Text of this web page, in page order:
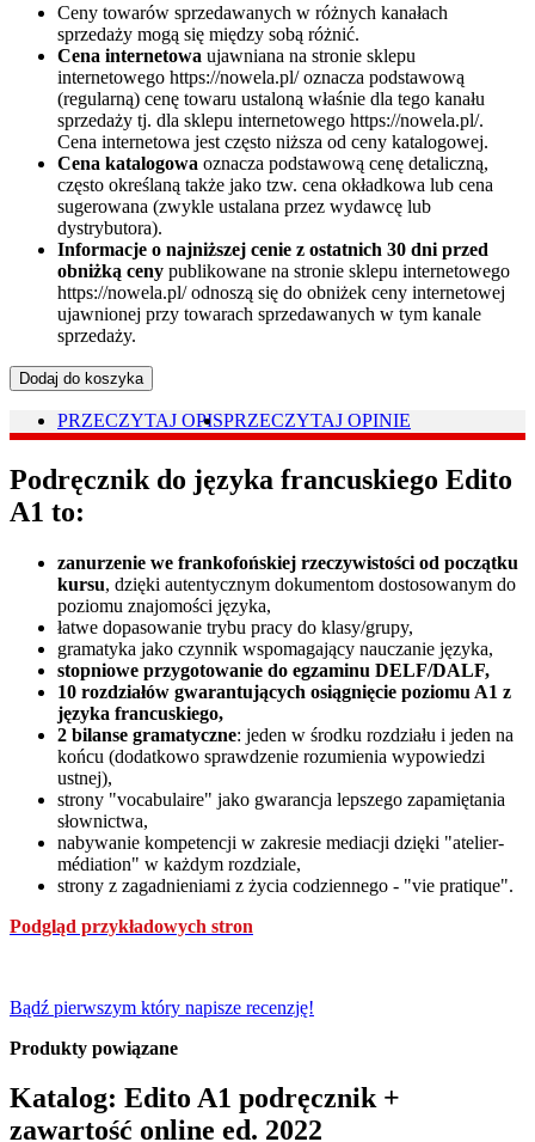
Ceny towarów sprzedawanych w różnych kanałach
sprzedaży mogą się między sobą różnić.
Cena internetowa ujawniana na stronie sklepu
internetowego https://nowela.pl/ oznacza podstawową
(regularną) cenę towaru ustaloną właśnie dla tego kanału
sprzedaży tj. dla sklepu internetowego https://nowela.pl/.
Cena internetowa jest często niższa od ceny katalogowej.
Cena katalogowa oznacza podstawową cenę detaliczną,
często określaną także jako tzw. cena okładkowa lub cena
sugerowana (zwykle ustalana przez wydawcę lub
dystrybutora).
Informacje o najniższej cenie z ostatnich 30 dni przed
obniżką ceny publikowane na stronie sklepu internetowego
https://nowela.pl/ odnoszą się do obniżek ceny internetowej
ujawnionej przy towarach sprzedawanych w tym kanale
sprzedaży.
Dodaj do koszyka
PRZECZYTAJ OPISPRZECZYTAJ OPINIE
Podręcznik do języka francuskiego Edito
A1 to:
zanurzenie we frankofońskiej rzeczywistości od początku
kursu, dzięki autentycznym dokumentom dostosowanym do
poziomu znajomości języka,
łatwe dopasowanie trybu pracy do klasy/grupy,
gramatyka jako czynnik wspomagający nauczanie języka,
stopniowe przygotowanie do egzaminu DELF/DALF,
10 rozdziałów gwarantujących osiągnięcie poziomu A1 z
języka francuskiego,
2 bilanse gramatyczne: jeden w środku rozdziału i jeden na
końcu (dodatkowo sprawdzenie rozumienia wypowiedzi
ustnej),
strony "vocabulaire" jako gwarancja lepszego zapamiętania
słownictwa,
nabywanie kompetencji w zakresie mediacji dzięki "atelier-
médiation" w każdym rozdziale,
strony z zagadnieniami z życia codziennego - "vie pratique".
Podgląd przykładowych stron
Bądź pierwszym który napisze recenzję!
Produkty powiązane
Katalog: Edito A1 podręcznik +
zawartość online ed. 2022